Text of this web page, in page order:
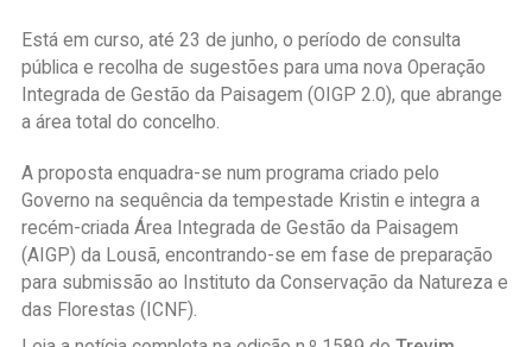
Está em curso, até 23 de junho, o período de consulta
pública e recolha de sugestões para uma nova Operação
Integrada de Gestão da Paisagem (OIGP 2.0), que abrange
a área total do concelho.
A proposta enquadra-se num programa criado pelo
Governo na sequência da tempestade Kristin e integra a
recém-criada Área Integrada de Gestão da Paisagem
(AIGP) da Lousã, encontrando-se em fase de preparação
para submissão ao Instituto da Conservação da Natureza e
das Florestas (ICNF).